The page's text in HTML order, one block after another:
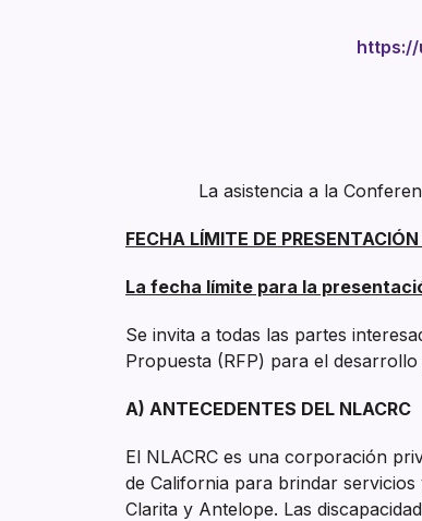
https://
La asistencia a la
FECHA LÍMITE DE
La fecha límite para la
Se invita a todas las partes
Propuesta (RFP) para el
A) ANTECEDENTES DEL NLACRC
El NLACRC es una corporación
de California para brindar
Clarita y Antelope. Las